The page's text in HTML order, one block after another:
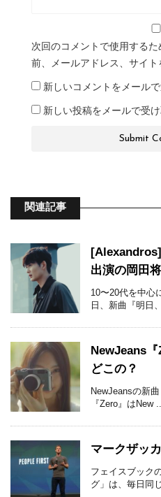
次回のコメントで使用する
前、メールアドレス、サイト
新しいコメントをメール
新しい投稿をメールで受
関連記事
出演の岡田
10〜20代を中心
日、新曲『明日
NewJeans
どこの？
NewJeansの新
『Zero』はNew
マークザッ
フェイスブック
グ」は、毎日同